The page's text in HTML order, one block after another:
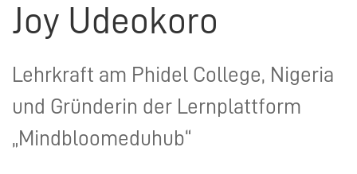
Joy Udeokoro
Lehrkraft am Phidel College, Nigeria
und Gründerin der Lernplattform
„Mindbloomeduhub“